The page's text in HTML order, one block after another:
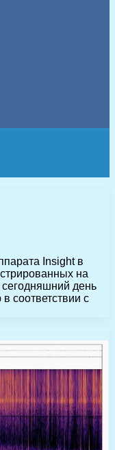
Insight в
на
день
соответствии с